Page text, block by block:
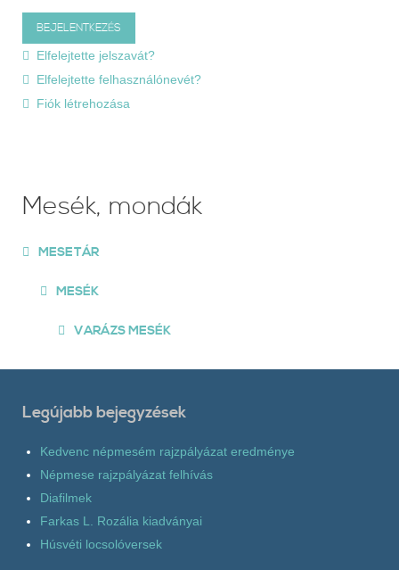
Elfelejtette jelszavát?
Elfelejtette felhasználónevét?
Fiók létrehozása
Mesék, mondák
MESETÁR
MESÉK
VARÁZS MESÉK
Legújabb bejegyzések
Kedvenc népmesém rajzpályázat eredménye
Népmese rajzpályázat felhívás
Diafilmek
Farkas L. Rozália kiadványai
Húsvéti locsolóversek